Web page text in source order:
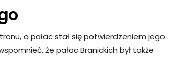
a pałac stał się potwierdzeniem jego
że pałac Branickich był także